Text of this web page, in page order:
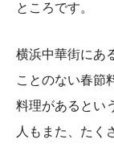
ところです。
横浜中華街にあ
ことのない春節
料理があるとい
人もまた、たく